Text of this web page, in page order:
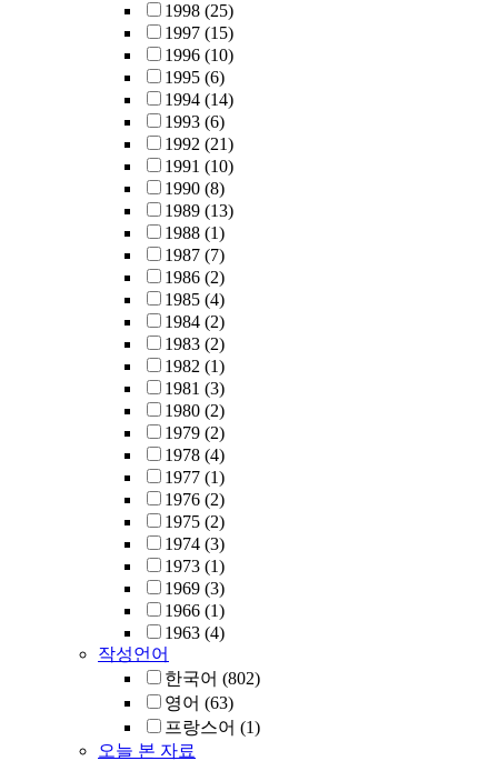
1998 (25)
1997 (15)
1996 (10)
1995 (6)
1994 (14)
1993 (6)
1992 (21)
1991 (10)
1990 (8)
1989 (13)
1988 (1)
1987 (7)
1986 (2)
1985 (4)
1984 (2)
1983 (2)
1982 (1)
1981 (3)
1980 (2)
1979 (2)
1978 (4)
1977 (1)
1976 (2)
1975 (2)
1974 (3)
1973 (1)
1969 (3)
1966 (1)
1963 (4)
작성언어
한국어 (802)
영어 (63)
프랑스어 (1)
오늘 본 자료